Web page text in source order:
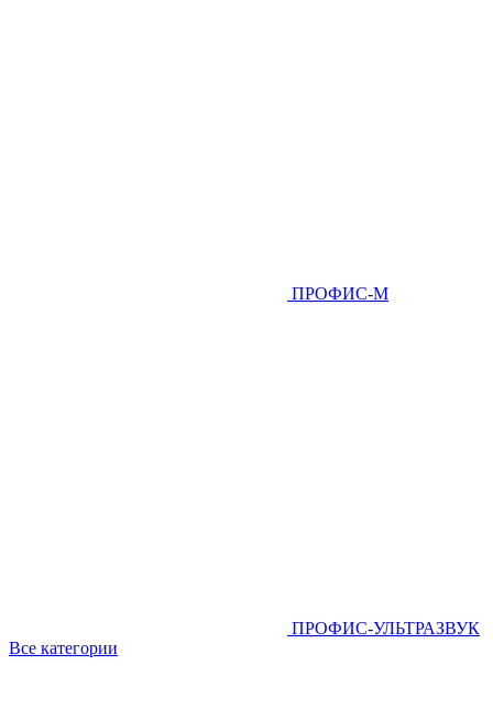
ПРОФИС-М
ПРОФИС-УЛЬТРАЗВУК
Все категории